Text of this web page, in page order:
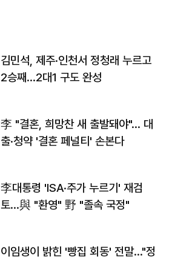
김민석, 제주·인천서 정청래 누르고
2승째…2대1 구도 완성
李 "결혼, 희망찬 새 출발돼야"… 대
출·청약 '결혼 페널티' 손본다
李대통령 'ISA·주가 누르기' 재검
토…與 "환영" 野 "졸속 국정"
이임생이 밝힌 '빵집 회동' 전말…"정